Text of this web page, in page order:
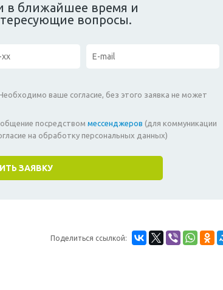
в ближайшее время и
вопросы.
ваше согласие, без этого заявка не может
посредством мессенджеров (для коммуникации
на обработку персональных данных)
Поделиться ссылкой: